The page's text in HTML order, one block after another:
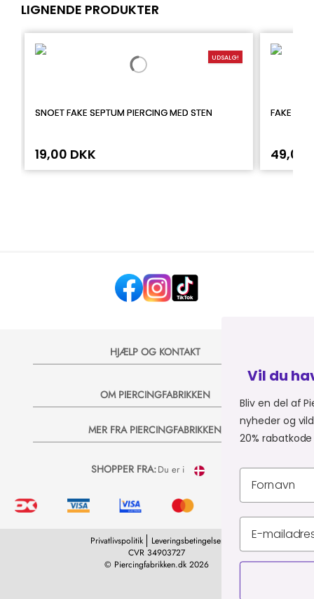
LIGNENDE PRODUKTER
UDSALG!
SNOET FAKE SEPTUM PIERCING MED STEN
19,00 DKK
FAKE
49,00
HJÆLP OG KONTAKT
OM PIERCINGFABRIKKEN
MER FRA PIERCINGFABRIKKEN
SHOPPER FRA:Du er i
© Piercingfabrikken.dk 2026
CVR 34903727
Privatlivspolitik Leveringsbetingelser
Vil du have 20% på dit
Bliv en del af Piercingfabrikkens
nyheder og vilde tilbud på e-mail, så
20% rabatkode til dit næste køb 💞